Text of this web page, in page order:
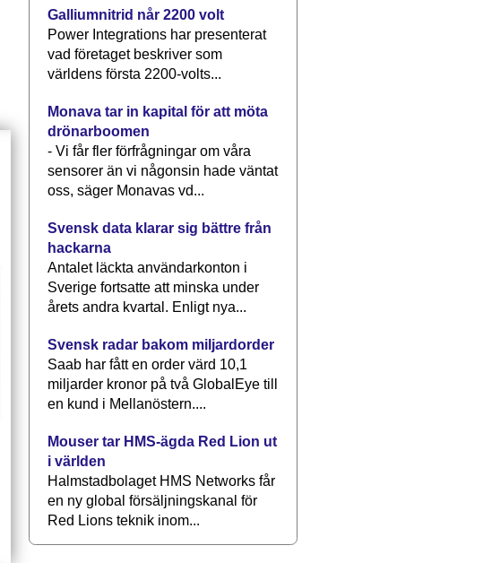
Galliumnitrid når 2200 volt
Power Integrations har presenterat
vad företaget beskriver som
världens första 2200-volts...
Monava tar in kapital för att möta
drönarboomen
- Vi får fler förfrågningar om våra
sensorer än vi någonsin hade väntat
oss, säger Monavas vd...
Svensk data klarar sig bättre från
hackarna
Antalet läckta användarkonton i
Sverige fortsatte att minska under
årets andra kvartal. Enligt nya...
Svensk radar bakom miljardorder
Saab har fått en order värd 10,1
miljarder kronor på två GlobalEye till
en kund i Mellanöstern....
Mouser tar HMS-ägda Red Lion ut
i världen
Halmstadbolaget HMS Networks får
en ny global försäljningskanal för
Red Lions teknik inom...